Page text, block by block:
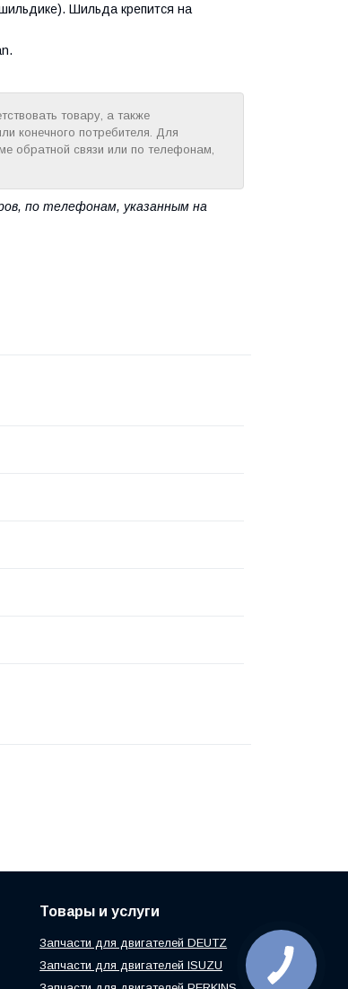
Шильда крепится на
товару, а также
конечного потребителя. Для
обратной связи или по телефонам,
по телефонам, указанным на
Товары и услуги
Запчасти для двигателей DEUTZ
Запчасти для двигателей ISUZU